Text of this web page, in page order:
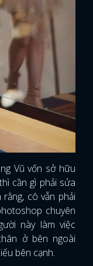
Vũ vốn sở hữu
cần gì phải sửa
cô vẫn phải
chuyên
này làm việc
ở bên ngoài
bên cạnh.